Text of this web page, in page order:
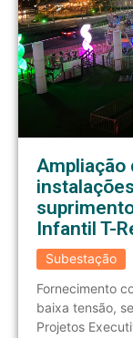
Ampliação
Infantil T-
Subestação
Fornecimento
baixa tensão,
Projetos